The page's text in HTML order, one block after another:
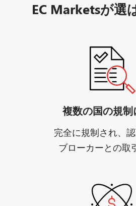
EC Marketsが選
複数の国の規制
完全に規制され、
ブローカーとの取